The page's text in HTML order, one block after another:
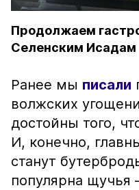
Продолжаем
Селенским Исадам
Ранее мы писали
волжских
достойны того,
И, конечно,
станут
популярна щучья